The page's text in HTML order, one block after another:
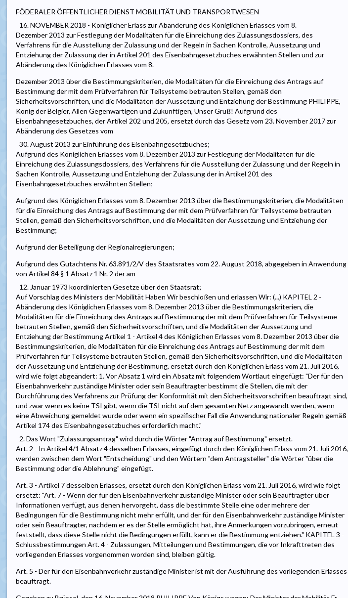
FÖDERALER ÖFFENTLICHER DIENST MOBILITÄT UND TRANSPORTWESEN
16. NOVEMBER 2018 - Königlicher Erlass zur Abänderung des Königlichen Erlasses vom 8.
Dezember 2013 zur Festlegung der Modalitäten für die Einreichung des Zulassungsdossiers, des
Verfahrens für die Ausstellung der Zulassung und der Regeln in Sachen Kontrolle, Aussetzung und
Entziehung der Zulassung der in Artikel 201 des Eisenbahngesetzbuches erwähnten Stellen und zur
Abänderung des Königlichen Erlasses vom 8.
Dezember 2013 über die Bestimmungskriterien, die Modalitäten für die Einreichung des Antrags auf
Bestimmung der mit dem Prüfverfahren für Teilsysteme betrauten Stellen, gemäß den
Sicherheitsvorschriften, und die Modalitäten der Aussetzung und Entziehung der Bestimmung PHILIPPE,
Konig der Belgier, Allen Gegenwartigen und Zukunftigen, Unser Gruß! Aufgrund des
Eisenbahngesetzbuches, der Artikel 202 und 205, ersetzt durch das Gesetz vom 23. November 2017 zur
Abänderung des Gesetzes vom
30. August 2013 zur Einführung des Eisenbahngesetzbuches;
Aufgrund des Königlichen Erlasses vom 8. Dezember 2013 zur Festlegung der Modalitäten für die
Einreichung des Zulassungsdossiers, des Verfahrens für die Ausstellung der Zulassung und der Regeln in
Sachen Kontrolle, Aussetzung und Entziehung der Zulassung der in Artikel 201 des
Eisenbahngesetzbuches erwähnten Stellen;
Aufgrund des Königlichen Erlasses vom 8. Dezember 2013 über die Bestimmungskriterien, die Modalitäten
für die Einreichung des Antrags auf Bestimmung der mit dem Prüfverfahren für Teilsysteme betrauten
Stellen, gemäß den Sicherheitsvorschriften, und die Modalitäten der Aussetzung und Entziehung der
Bestimmung;
Aufgrund der Beteiligung der Regionalregierungen;
Aufgrund des Gutachtens Nr. 63.891/2/V des Staatsrates vom 22. August 2018, abgegeben in Anwendung
von Artikel 84 § 1 Absatz 1 Nr. 2 der am
12. Januar 1973 koordinierten Gesetze über den Staatsrat;
Auf Vorschlag des Ministers der Mobilität Haben Wir beschloßen und erlassen Wir: (...) KAPITEL 2 -
Abänderung des Königlichen Erlasses vom 8. Dezember 2013 über die Bestimmungskriterien, die
Modalitäten für die Einreichung des Antrags auf Bestimmung der mit dem Prüfverfahren für Teilsysteme
betrauten Stellen, gemäß den Sicherheitsvorschriften, und die Modalitäten der Aussetzung und
Entziehung der Bestimmung Artikel 1 - Artikel 4 des Königlichen Erlasses vom 8. Dezember 2013 über die
Bestimmungskriterien, die Modalitäten für die Einreichung des Antrags auf Bestimmung der mit dem
Prüfverfahren für Teilsysteme betrauten Stellen, gemäß den Sicherheitsvorschriften, und die Modalitäten
der Aussetzung und Entziehung der Bestimmung, ersetzt durch den Königlichen Erlass vom 21. Juli 2016,
wird wie folgt abgeändert: 1. Vor Absatz 1 wird ein Absatz mit folgendem Wortlaut eingefügt: "Der für den
Eisenbahnverkehr zuständige Minister oder sein Beauftragter bestimmt die Stellen, die mit der
Durchführung des Verfahrens zur Prüfung der Konformität mit den Sicherheitsvorschriften beauftragt sind,
und zwar wenn es keine TSI gibt, wenn die TSI nicht auf dem gesamten Netz angewandt werden, wenn
eine Abweichung gemeldet wurde oder wenn ein spezifischer Fall die Anwendung nationaler Regeln gemäß
Artikel 174 des Eisenbahngesetzbuches erforderlich macht."
2. Das Wort "Zulassungsantrag" wird durch die Wörter "Antrag auf Bestimmung" ersetzt.
Art. 2 - In Artikel 4/1 Absatz 4 desselben Erlasses, eingefügt durch den Königlichen Erlass vom 21. Juli 2016,
werden zwischen dem Wort "Entscheidung" und den Wörtern "dem Antragsteller" die Wörter "über die
Bestimmung oder die Ablehnung" eingefügt.
Art. 3 - Artikel 7 desselben Erlasses, ersetzt durch den Königlichen Erlass vom 21. Juli 2016, wird wie folgt
ersetzt: "Art. 7 - Wenn der für den Eisenbahnverkehr zuständige Minister oder sein Beauftragter über
Informationen verfügt, aus denen hervorgeht, dass die bestimmte Stelle eine oder mehrere der
Bedingungen für die Bestimmung nicht mehr erfüllt, und der für den Eisenbahnverkehr zuständige Minister
oder sein Beauftragter, nachdem er es der Stelle ermöglicht hat, ihre Anmerkungen vorzubringen, erneut
feststellt, dass diese Stelle nicht die Bedingungen erfüllt, kann er die Bestimmung entziehen." KAPITEL 3 -
Schlussbestimmungen Art. 4 - Zulassungen, Mitteilungen und Bestimmungen, die vor Inkrafttreten des
vorliegenden Erlasses vorgenommen worden sind, bleiben gültig.
Art. 5 - Der für den Eisenbahnverkehr zuständige Minister ist mit der Ausführung des vorliegenden Erlasses
beauftragt.